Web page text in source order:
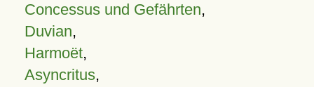
Concessus und Gefährten,
Duvian,
Harmoët,
Asyncritus,